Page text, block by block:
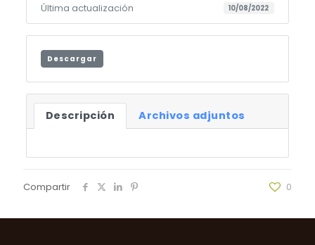
Última actualización 10/08/2022
Descargar
Descripción Archivos adjuntos
Compartir 0